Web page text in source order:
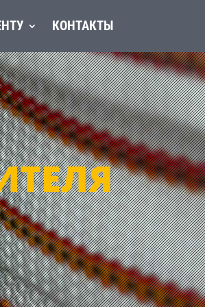
КОНТАКТЫ